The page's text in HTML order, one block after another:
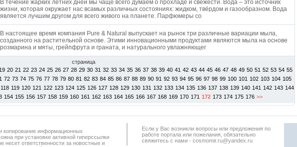
В течение жарких летних дней мы чаще всего думаем о прохладе и свежести. Вода – это источник
жизни, которая окружает нас всамых различных состояниях: жидком, твёрдом и газообразном. Вода
является лучшим другом для всего живого на планете. Парфюмеры со
В настоящее время компания Pure & Natural выпускает на рынок три различные вариации мыла,
созданного на растительной основе. Этими инновационными продуктами являются мыла на основе
розмарина и мяты, грейпфрута и граната, и натурального увлажняющег
страница
20 21 22 23 24 25 26 27 28 29 30 31 32 33 34 35 36 37 38 39 40 41 42 43 44 45 46 47 48 49 50 51 52 53 54 55
72 73 74 75 76 77 78 79 80 81 82 83 84 85 86 87 88 89 90 91 92 93 94 95 96 97 98 99 100 101 102 103 104 105
118 119 120 121 122 123 124 125 126 127 128 129 130 131 132 133 134 135 136 137 138 139 140 141 142 143 144
154 155 156 157 158 159 160 161 162 163 164 165 166 167 168 169 170 171 172 173 174 175 176 >>
копирование информационных
при установке активной гиперссылки
несет ответственности за новостные и
Если у Вас возникли вопросы или предложения по
работe портала или пожелания, обязательно
свяжитесь с нами - cosmomir.ru@yandex.ru